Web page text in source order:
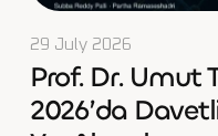
29 July 2026
Prof. Dr. Umut
2026’da